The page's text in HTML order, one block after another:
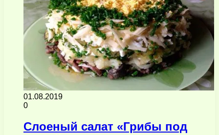
01.08.2019
0
Слоеный салат «Грибы под